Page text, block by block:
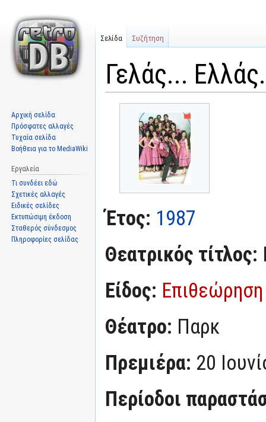
Γελάς...
αναζήτηση
Έτος: 1987
Θεατρικός τίτλος:
Είδος: Επιθεώρηση
Θέατρο: Παρκ
Πρεμιέρα: 20
Περίοδοι
Σελίδα Συζήτηση
Αρχική σελίδα
Πρόσφατες αλλαγές
Τυχαία σελίδα
Βοήθεια για το MediaWiki
Εργαλεία
Τι συνδέει εδώ
Σχετικές αλλαγές
Ειδικές σελίδες
Εκτυπώσιμη έκδοση
Σταθερός σύνδεσμος
Πληροφορίες σελίδας